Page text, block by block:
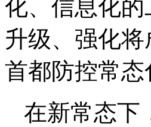
化、信息化
升级、强化
首都防控常
在新常态下